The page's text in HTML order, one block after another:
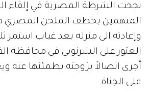
نجحت الشرطة المصرية في إلقاء
المتهمين بخطف الملحن المصري
وإعادته الى منزله بعد غياب استمر
العثور على الشرنوبي في محافظة
أجرى اتصالاً بزوجته يطمئنها عنه
على الجناة.